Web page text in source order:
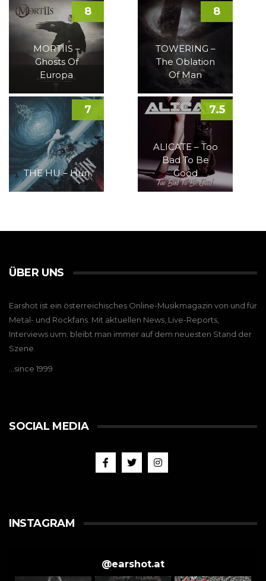
MORTIIS –
Ghosts Of
Europa
8
TOWERING –
The Oblation
Of Man
8
THE HU – Hun
7
ALICATE – Too
Bad To Be
Good
7.5
ÜBER UNS
Earshot ist ein österreichisches Online-Musikmagazin von und für
Metal- und Rockfans. Mit aktuellen News, Live-Reports,
Interviews uvm. bleibt man immer auf dem neuesten Stand der
Szene.
…since 1999
SOCIAL MEDIA
INSTAGRAM
@earshot.at